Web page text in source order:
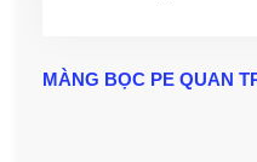
MÀNG BỌC PE QUAN